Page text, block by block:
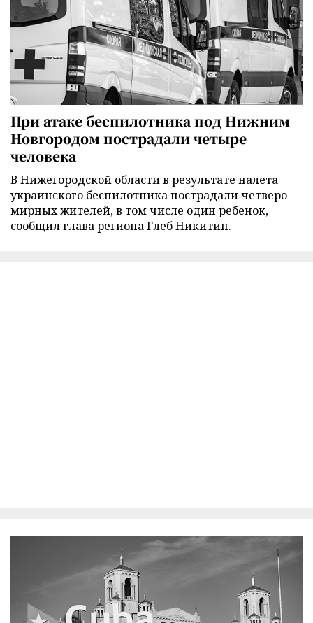
При атаке беспилотника под Нижним
Новгородом пострадали четыре
человека
В Нижегородской области в результате налета
украинского беспилотника пострадали четверо
мирных жителей, в том числе один ребенок,
сообщил глава региона Глеб Никитин.